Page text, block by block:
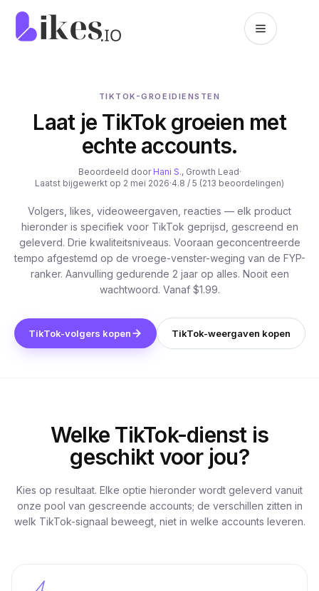
Naar inhoud springen
TIKTOK-GROEIDIENSTEN
Laat je TikTok groeien met
echte accounts.
Beoordeeld door Hani S., Growth Lead·
Laatst bijgewerkt op 2 mei 2026·4.8 / 5 (213 beoordelingen)
Volgers, likes, videoweergaven, reacties — elk product
hieronder is specifiek voor TikTok geprijsd, gescreend en
geleverd. Drie kwaliteitsniveaus. Vooraan geconcentreerde
tempo afgestemd op de vroege-venster-weging van de FYP-
ranker. Aanvulling gedurende 2 jaar op alles. Nooit een
wachtwoord. Vanaf $1.99.
TikTok-volgers kopen TikTok-weergaven kopen
Welke TikTok-dienst is
geschikt voor jou?
Kies op resultaat. Elke optie hieronder wordt geleverd vanuit
onze pool van gescreende accounts; de verschillen zitten in
welk TikTok-signaal beweegt, niet in welke accounts leveren.